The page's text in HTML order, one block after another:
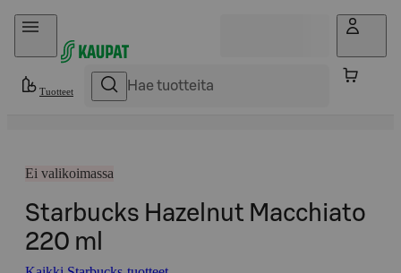
Hyppää sisältöön
Tuotteet
Ei valikoimassa
Starbucks Hazelnut Macchiato
220 ml